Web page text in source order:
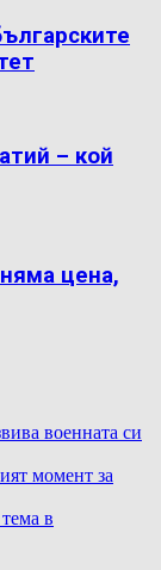
– кой
цена,
военната си
момент за
в